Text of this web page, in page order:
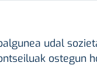
udal
ostegun